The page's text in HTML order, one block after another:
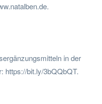
in der
https://bit.ly/3bQQbQT.